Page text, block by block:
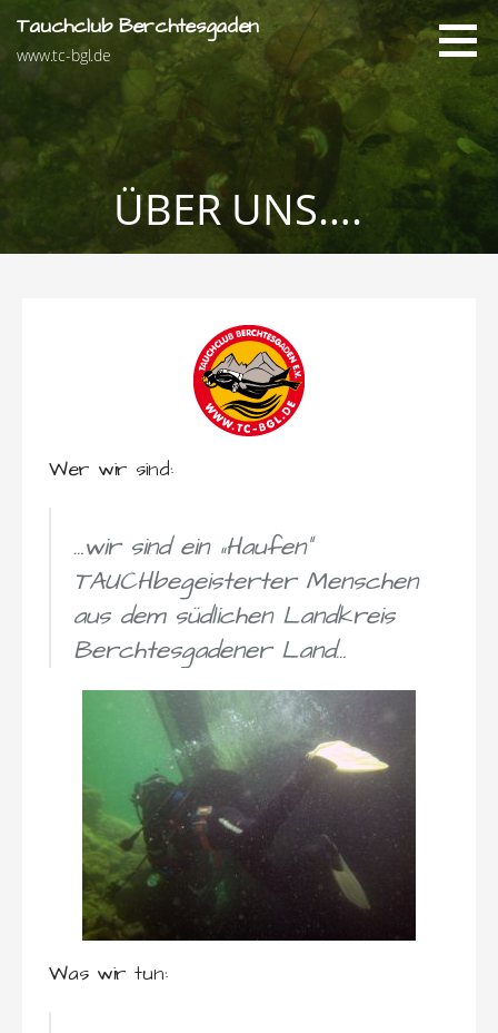
Inhalt
springen
Tauchclub Berchtesgaden
www.tc-bgl.de
ÜBER UNS….
Wer wir sind:
…wir sind ein „Haufen“
TAUCHbegeisterter Menschen
aus dem südlichen Landkreis
Berchtesgadener Land…
Was wir tun: